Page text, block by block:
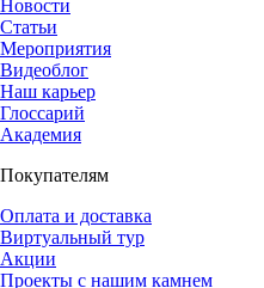
Новости
Статьи
Мероприятия
Видеоблог
Наш карьер
Глоссарий
Академия
Покупателям
Оплата и доставка
Виртуальный тур
Акции
Проекты с нашим камнем